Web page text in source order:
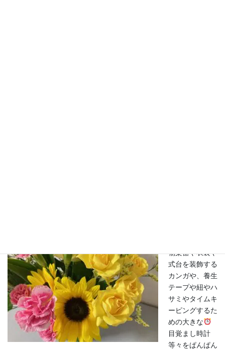
物楽器や衣裳や
式台を装飾する
カンガや、養生
テープや紐やハ
サミやタイムキ
ーピングするた
めの大きな
目覚まし時計
等々をぱんぱん